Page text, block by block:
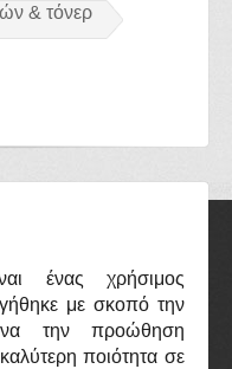
& τόνερ
ένας χρήσιμος
με σκοπό την
την προώθηση
ποιότητα σε